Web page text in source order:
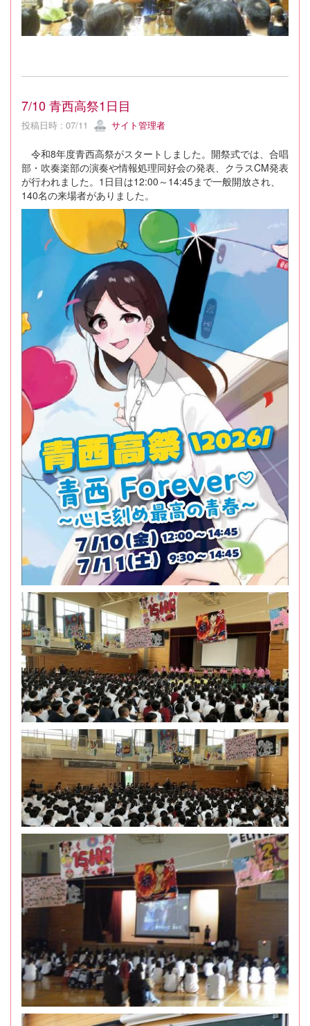
7/10 青西高祭1日目
投稿日時 : 07/11 サイト管理者
令和8年度青西高祭がスタートしました。開祭式では、合唱
部・吹奏楽部の演奏や情報処理同好会の発表、クラスCM発表
が行われました。1日目は12:00～14:45まで一般開放され、
140名の来場者がありました。